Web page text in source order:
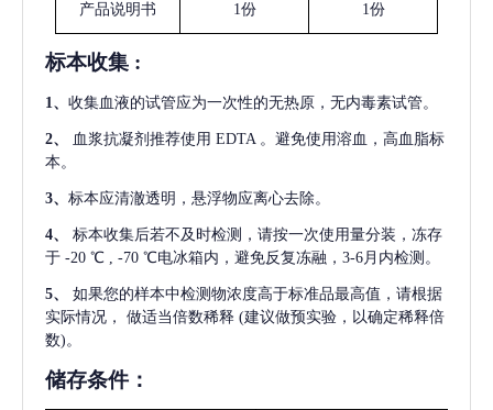
产品说明书 1份 1份
标本收集 :
1、 收集血液的试管应为一次性的无热原，无内毒素试管。
2、 血浆抗凝剂推荐使用 EDTA 。避免使用溶血，高血脂标
本。
3、 标本应清澈透明，悬浮物应离心去除。
4、
标本收集后若不及时检测，请按一次使用量分装，冻存
于 -20 ℃ , -70 ℃电冰箱内，避免反复冻融，3-6月内检测。
5、
如果您的样本中检测物浓度高于标准品最高值，请根据
实际情况，
做适当倍数稀释 (建议做预实验，以确定稀释倍
数)。
储存条件：